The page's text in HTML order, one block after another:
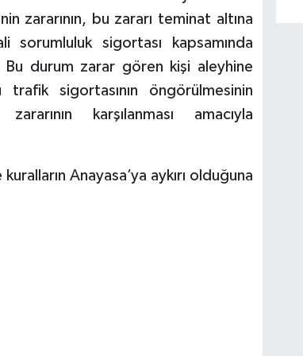
zararının, bu zararı teminat altına
sorumluluk sigortası kapsamında
Bu durum zarar gören kişi aleyhine
sigortasının öngörülmesinin
karşılanması amacıyla
Anayasa’ya aykırı olduğuna